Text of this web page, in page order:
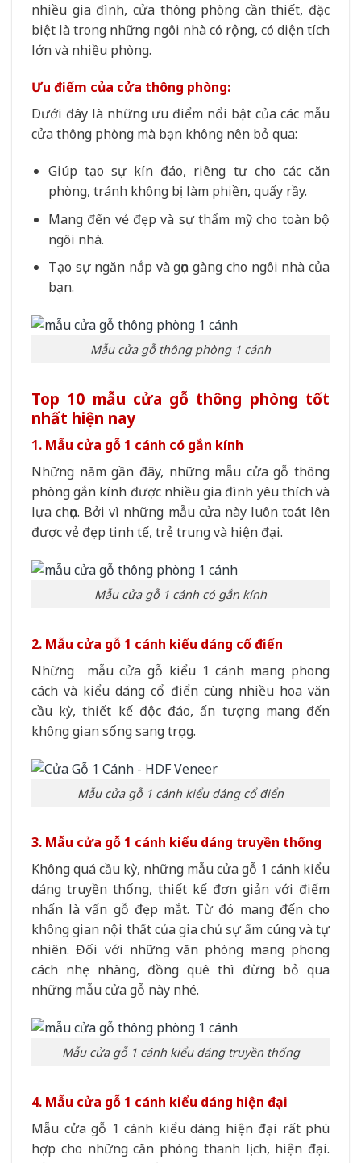
nhiều gia đình, cửa thông phòng cần thiết, đặc
biệt là trong những ngôi nhà có rộng, có diện tích
lớn và nhiều phòng.
Ưu điểm của cửa thông phòng:
Dưới đây là những ưu điểm nổi bật của các mẫu
cửa thông phòng mà bạn không nên bỏ qua:
Giúp tạo sự kín đáo, riêng tư cho các căn
phòng, tránh không bị làm phiền, quấy rầy.
Mang đến vẻ đẹp và sự thẩm mỹ cho toàn bộ
ngôi nhà.
Tạo sự ngăn nắp và gọn gàng cho ngôi nhà của
bạn.
Mẫu cửa gỗ thông phòng 1 cánh
Top 10 mẫu cửa gỗ thông phòng tốt
nhất hiện nay
1. Mẫu cửa gỗ 1 cánh có gắn kính
Những năm gần đây, những mẫu cửa gỗ thông
phòng gắn kính được nhiều gia đình yêu thích và
lựa chọn. Bởi vì những mẫu cửa này luôn toát lên
được vẻ đẹp tinh tế, trẻ trung và hiện đại.
Mẫu cửa gỗ 1 cánh có gắn kính
2. Mẫu cửa gỗ 1 cánh kiểu dáng cổ điển
Những mẫu cửa gỗ kiểu 1 cánh mang phong
cách và kiểu dáng cổ điển cùng nhiều hoa văn
cầu kỳ, thiết kế độc đáo, ấn tượng mang đến
không gian sống sang trọng.
Mẫu cửa gỗ 1 cánh kiểu dáng cổ điển
3. Mẫu cửa gỗ 1 cánh kiểu dáng truyền thống
Không quá cầu kỳ, những mẫu cửa gỗ 1 cánh kiểu
dáng truyền thống, thiết kế đơn giản với điểm
nhấn là vấn gỗ đẹp mắt. Từ đó mang đến cho
không gian nội thất của gia chủ sự ấm cúng và tự
nhiên. Đối với những văn phòng mang phong
cách nhẹ nhàng, đồng quê thì đừng bỏ qua
những mẫu cửa gỗ này nhé.
Mẫu cửa gỗ 1 cánh kiểu dáng truyền thống
4. Mẫu cửa gỗ 1 cánh kiểu dáng hiện đại
Mẫu cửa gỗ 1 cánh kiểu dáng hiện đại rất phù
hợp cho những căn phòng thanh lịch, hiện đại.